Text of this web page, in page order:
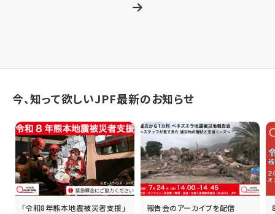
今、知って欲しいJPF最新のお知らせ
「令和8年熊本地震被災者支援」
報告会のアーカイブを配信